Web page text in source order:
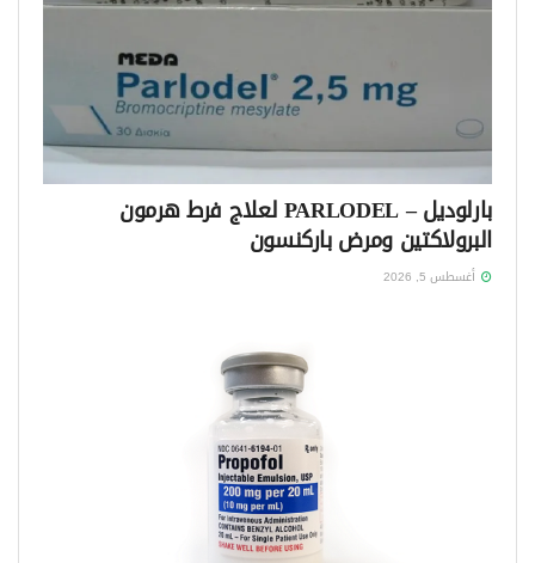
بارلوديل – PARLODEL لعلاج فرط هرمون
البرولاكتين ومرض باركنسون
أغسطس 5, 2026